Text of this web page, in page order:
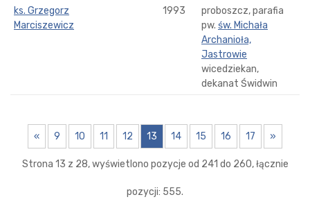
ks. Grzegorz
Marciszewicz
1993
proboszcz, parafia
pw. św. Michała
Archanioła,
Jastrowie
wicedziekan,
dekanat Świdwin
« 9 10 11 12 13 14 15 16 17 »
Strona 13 z 28, wyświetlono pozycje od 241 do 260, łącznie
pozycji: 555.